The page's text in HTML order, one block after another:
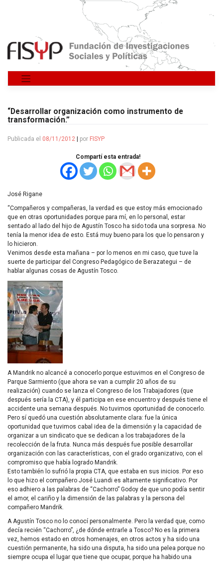
Saltar
“Desarrollar organización como instrumento de
transformación.”
Publicada el 08/11/2012 por FISYP
Compartí esta entrada!
José Rigane
“Compañeros y compañeras, la verdad es que estoy más emocionado
que en otras oportunidades porque para mí, en lo personal, estar
sentado al lado del hijo de Agustín Tosco ha sido toda una sorpresa. No
tenía la menor idea de esto. Está muy bueno para los que lo pensaron y
lo hicieron.
Venimos desde esta mañana – por lo menos en mi caso, que tuve la
suerte de participar del Congreso Pedagógico de Berazategui – de
hablar algunas cosas de Agustín Tosco.
A Mandrik no alcancé a conocerlo porque estuvimos en el Congreso de
Parque Sarmiento (que ahora se van a cumplir 20 años de su
realización) cuando se lanza el Congreso de los Trabajadores (que
después sería la CTA), y él participa en ese encuentro y después tiene el
accidente una semana después. No tuvimos oportunidad de conocerlo.
Pero sí quedó una cuestión absolutamente clara: fue la única
oportunidad que tuvimos cabal idea de la dimensión y la capacidad de
organizar a un sindicato que se dedican a los trabajadores de la
recolección de la fruta. Nunca más después fue posible desarrollar
organización con las características, con el grado organizativo, con el
compromiso que había logrado Mandrik.
Esto también lo sufrió la propia CTA, que estaba en sus inicios. Por eso
lo que hizo el compañero José Luandi es altamente significativo. Por
eso adhiero a las palabras de “Cachorro” Godoy de que uno podía sentir
el amor, el cariño y la dimensión de las palabras y la persona del
compañero Mandrik.
A Agustín Tosco no lo conocí personalmente. Pero la verdad que, como
decía recién “Cachorro”, ¿de dónde entrarle a Tosco? No es la primera
vez, hemos estado en otros homenajes, en otros actos y ha sido una
cuestión permanente, ha sido una disputa, ha sido una pelea porque no
siempre ocupa el lugar que tiene que ocupar, porque ha habido una